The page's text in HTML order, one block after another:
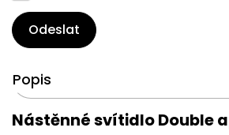
Odeslat
Popis
Nástěnné svítidlo Double